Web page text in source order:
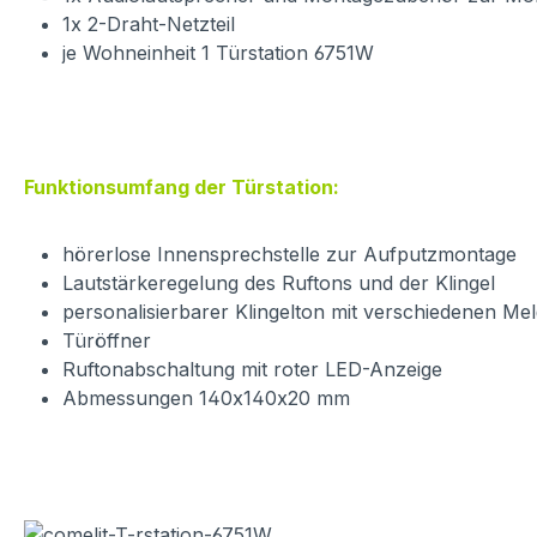
1x 2-Draht-Netzteil
je Wohneinheit 1 Türstation 6751W
Funktionsumfang der Türstation:
hörerlose Innensprechstelle zur Aufputzmontage
Lautstärkeregelung des Ruftons und der Klingel
personalisierbarer Klingelton mit verschiedenen
Türöffner
Ruftonabschaltung mit roter LED-Anzeige
Abmessungen 140x140x20 mm